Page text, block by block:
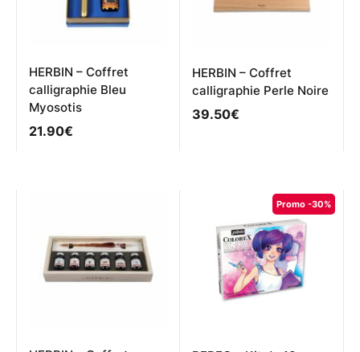
HERBIN – Coffret
calligraphie Bleu
Myosotis
21.90€
HERBIN – Coffret
calligraphie Perle Noire
39.50€
Promo -30%